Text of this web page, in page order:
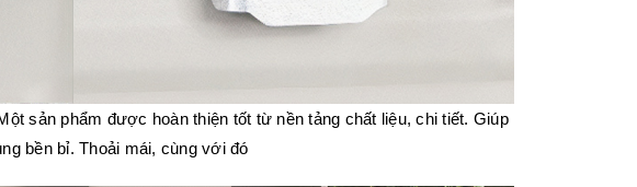
sản phẩm được hoàn thiện tốt từ nền tảng chất liệu, chi tiết. Giúp
bền bỉ. Thoải mái, cùng với đó